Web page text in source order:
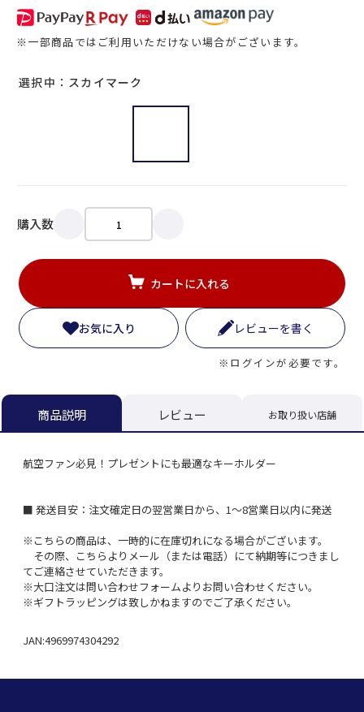
※一部商品ではご利用いただけない場合がございます。
選択中：スカイマーク
購入数
カートに入れる
お気に入り レビューを書く
※ログインが必要です。
商品説明 レビュー お取り扱い店舗
航空ファン必見！プレゼントにも最適なキーホルダー
■ 発送目安：注文確定日の翌営業日から、1～8営業日以内に発送
※こちらの商品は、一時的に在庫切れになる場合がございます。
その際、こちらよりメール（または電話）にて納期等につきまし
てご連絡させていただきます。
※大口注文は問い合わせフォームよりお問い合わせください。
※ギフトラッピングは致しかねますのでご了承ください。
JAN:4969974304292